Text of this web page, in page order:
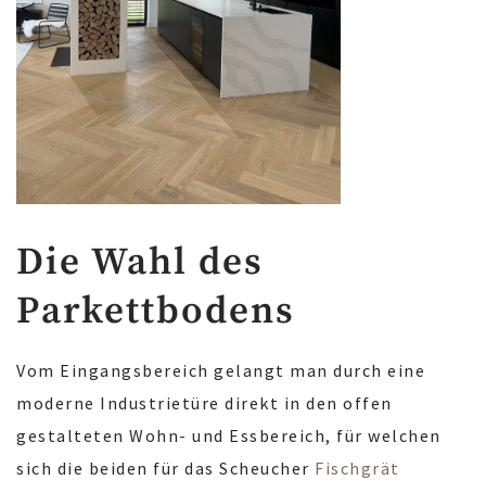
Die Wahl des
Parkettbodens
Vom Eingangsbereich gelangt man durch eine
moderne Industrietüre direkt in den offen
gestalteten Wohn- und Essbereich, für welchen
sich die beiden für das Scheucher Fischgrät